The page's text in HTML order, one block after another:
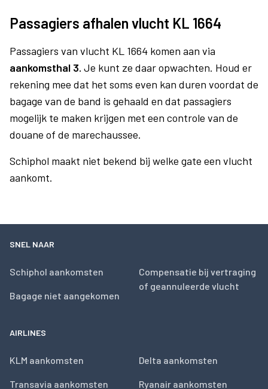
Passagiers afhalen vlucht KL 1664
Passagiers van vlucht KL 1664 komen aan via
aankomsthal 3. Je kunt ze daar opwachten. Houd er
rekening mee dat het soms even kan duren voordat de
bagage van de band is gehaald en dat passagiers
mogelijk te maken krijgen met een controle van de
douane of de marechaussee.
Schiphol maakt niet bekend bij welke gate een vlucht
aankomt.
SNEL NAAR
Schiphol aankomsten
Bagage niet aangekomen
Compensatie bij vertraging
of geannuleerde vlucht
AIRLINES
KLM aankomsten
Transavia aankomsten
Delta aankomsten
Ryanair aankomsten